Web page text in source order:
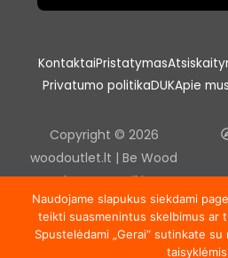
KontaktaiPristatymas
Privatumo politikaDUKApie mus
Copyright © 2026
woodoutlet.lt | Be Wood
outlet, UAB sutikimo
draudžiama kopijuoti ir platinti
svetainėje esančią
Naudojame slapukus siekdami
teikti suasmenintus skelbimus ar
Spustelėdami „Gerai“ sutinkate